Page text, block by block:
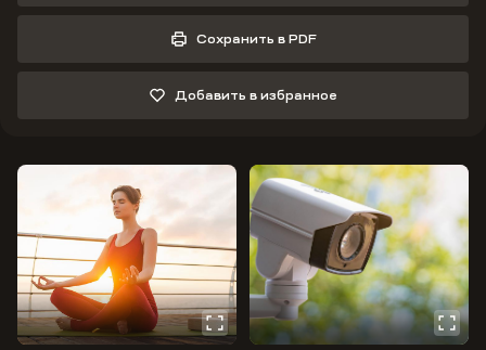
Сохранить в PDF
Добавить в избранное